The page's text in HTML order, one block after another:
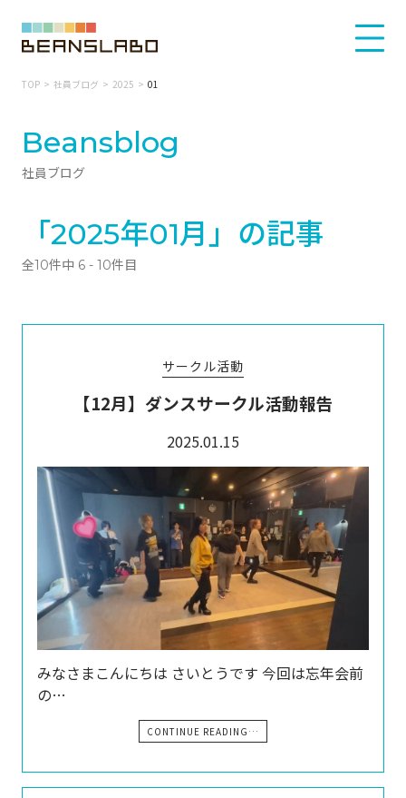
TOP 社員ブログ 2025 01
Beansblog
社員ブログ
「2025年01月」の記事
全10件中 6 - 10件目
サークル活動
【12月】ダンスサークル活動報告
2025.01.15
みなさまこんにちは さいとうです 今回は忘年会前
の…
CONTINUE READING…